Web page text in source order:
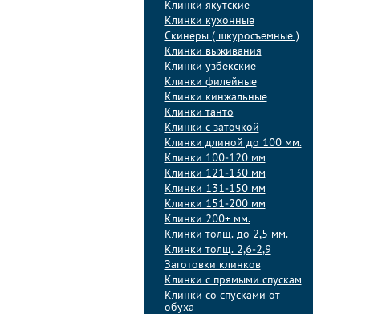
Клинки якутские
Клинки кухонные
Скинеры ( шкуросъемные )
Клинки выживания
Клинки узбекские
Клинки филейные
Клинки кинжальные
Клинки танто
Клинки с заточкой
Клинки длиной до 100 мм.
Клинки 100-120 мм
Клинки 121-130 мм
Клинки 131-150 мм
Клинки 151-200 мм
Клинки 200+ мм.
Клинки толщ. до 2,5 мм.
Клинки толщ. 2,6-2,9
Заготовки клинков
Клинки с прямыми спускам
Клинки со спусками от
обуха